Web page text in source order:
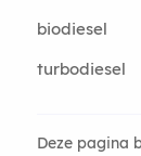
biodiesel
turbodiesel
Deze pagina